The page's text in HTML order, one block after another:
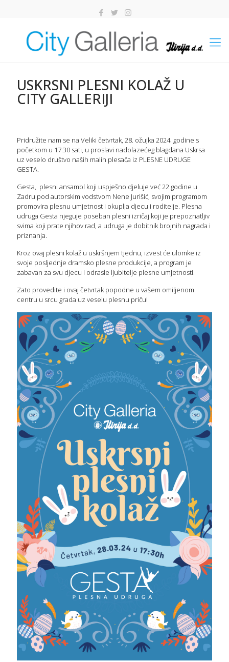
USKRSNI PLESNI KOLAŽ U
CITY GALLERIJI
Pridružite nam se na Veliki četvrtak, 28. ožujka 2024. godine s
početkom u 17:30 sati, u proslavi nadolazećeg blagdana Uskrsa
uz veselo društvo naših malih plesača iz PLESNE UDRUGE
GESTA.
Gesta, plesni ansambl koji uspješno djeluje već 22 godine u
Zadru pod autorskim vodstvom Nene Jurišić, svojim programom
promovira plesnu umjetnost i okuplja djecu i roditelje. Plesna
udruga Gesta njeguje poseban plesni izričaj koji je prepoznatljiv
svima koji prate njihov rad, a udruga je dobitnik brojnih nagrada i
priznanja.
Kroz ovaj plesni kolaž u uskršnjem tjednu, izvest će ulomke iz
svoje posljednje dramsko plesne produkcije, a program je
zabavan za svu djecu i odrasle ljubitelje plesne umjetnosti.
Zato provedite i ovaj četvrtak popodne u vašem omiljenom
centru u srcu grada uz veselu plesnu priču!